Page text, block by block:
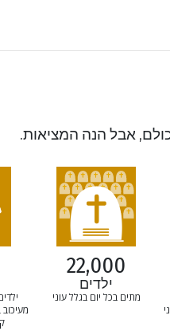
22,000
ילדים
מתים בכל יום בגלל עוני